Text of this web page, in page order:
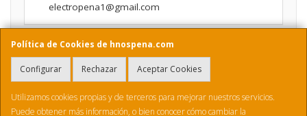
Política de Cookies de hnospena.com
Configurar Rechazar Aceptar Cookies
Utilizamos cookies propias y de terceros para mejorar nuestros servicios.
Puede obtener más información, o bien conocer cómo cambiar la
electropena1@gmail.com
Horario
9:00 a 14:00 y de 16:00 A 20:00